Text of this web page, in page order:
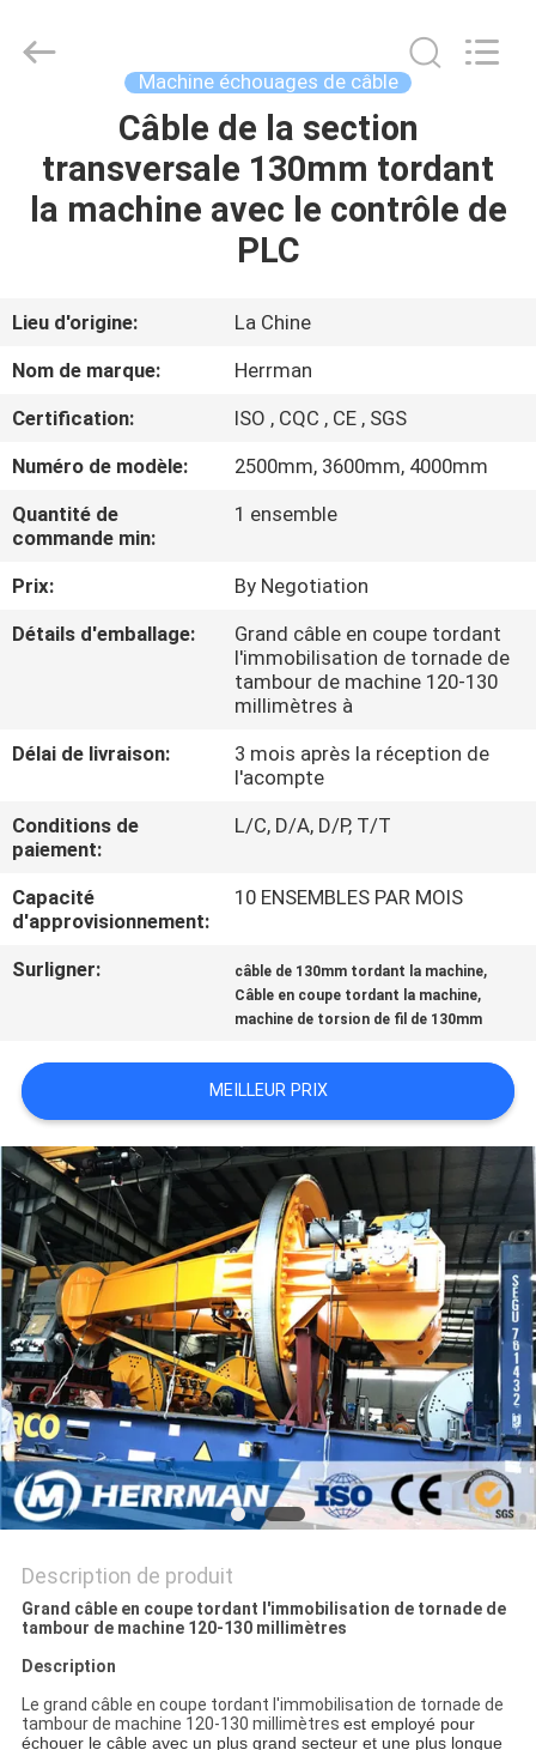
MAISON
PRODUITS
PROPOS
DE
NOUS
VISITE
D'USINE
CONTRÔLE
DE
CONTACTEZ-
NOUVELLES
UNE
PLAN
DU
SITE
POLITIQUE
DE
CONFIDENTIALITÉ
Rights
Reserved.
Machine échouages de câble
Câble de la section
transversale 130mm tordant
la machine avec le contrôle de
PLC
Lieu d'origine:
La Chine
Nom de marque:
Herrman
Certification:
ISO , CQC , CE , SGS
Numéro de modèle:
2500mm, 3600mm, 4000mm
Quantité de
commande min:
1 ensemble
Prix:
By Negotiation
Détails d'emballage:
Grand câble en coupe tordant
l'immobilisation de tornade de
tambour de machine 120-130
millimètres à
Délai de livraison:
3 mois après la réception de
l'acompte
Conditions de
paiement:
L/C, D/A, D/P, T/T
Capacité
d'approvisionnement:
10 ENSEMBLES PAR MOIS
Surligner: câble de 130mm tordant la machine,
Câble en coupe tordant la machine,
machine de torsion de fil de 130mm
MEILLEUR PRIX
Description de produit
Grand câble en coupe tordant l'immobilisation de tornade de
tambour de machine 120-130 millimètres
Description
Le grand câble en coupe tordant l'immobilisation de tornade de
tambour de machine 120-130 millimètres est employé pour
échouer le câble avec un plus grand secteur et une plus longue